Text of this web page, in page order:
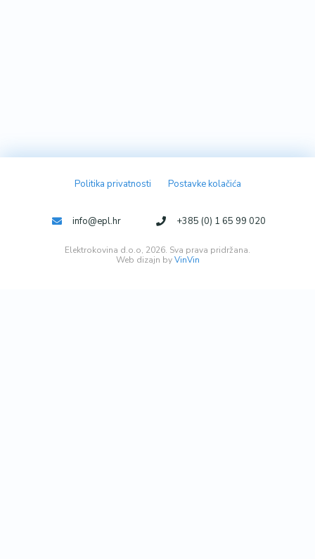
Politika privatnosti Postavke kolačića
Web dizajn byVinVin
Elektrokovina d.o.o, 2026. Sva prava pridržana.
info@epl.hr +385 (0) 1 65 99 020